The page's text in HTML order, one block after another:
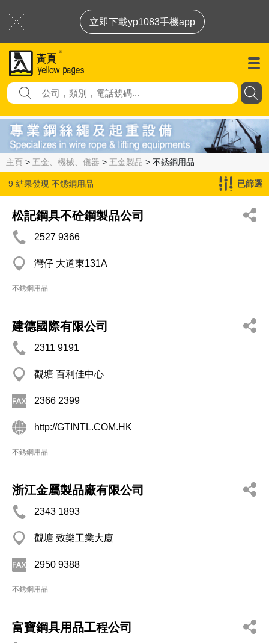
立即下載yp1083手機app
主頁 > 五金、機械、儀器 > 五金製品 > 不銹鋼用品
9 結果發現 不銹鋼用品 已篩選
松記鋼具不砼鋼製品公司
2527 9366
灣仔 大道東131A
不銹鋼用品
建德國際有限公司
2311 9191
觀塘 百利佳中心
2366 2399
http://GTINTL.COM.HK
不銹鋼用品
浙江金屬製品廠有限公司
2343 1893
觀塘 致樂工業大廈
2950 9388
不銹鋼用品
富寶鋼具用品工程公司